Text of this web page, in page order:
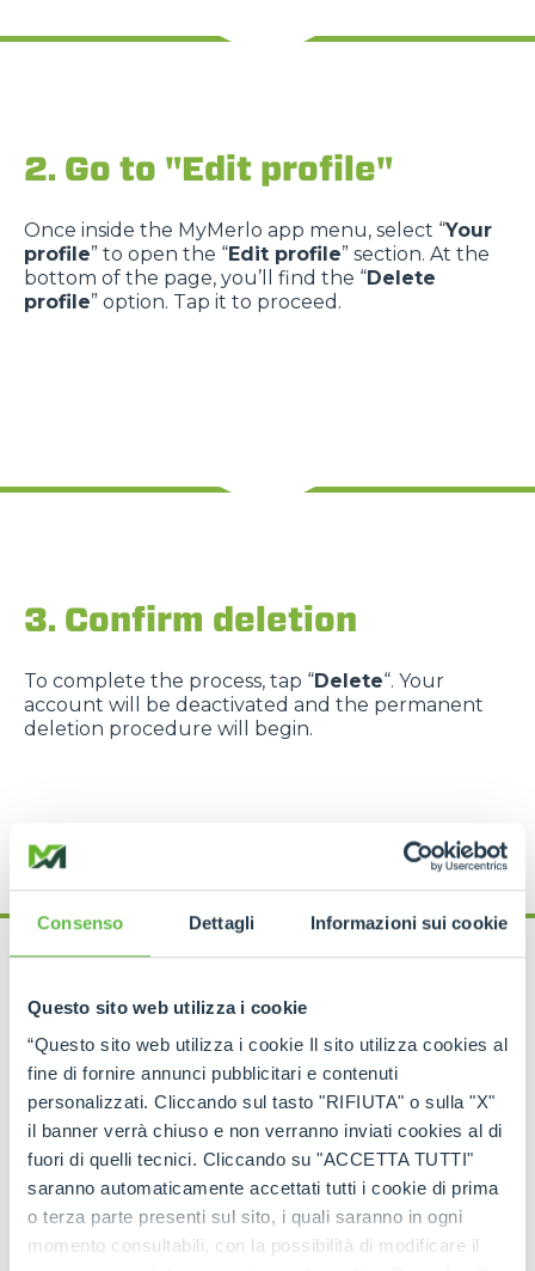
Consenso Dettagli Informazioni sui cookie
Questo sito web utilizza i cookie
“Questo sito web utilizza i cookie Il sito utilizza cookies al
fine di fornire annunci pubblicitari e contenuti
personalizzati. Cliccando sul tasto "RIFIUTA" o sulla "X"
il banner verrà chiuso e non verranno inviati cookies al di
fuori di quelli tecnici. Cliccando su "ACCETTA TUTTI"
saranno automaticamente accettati tutti i cookie di prima
o terza parte presenti sul sito, i quali saranno in ogni
momento consultabili, con la possibilità di modificare il
2. Go to "Edit profile"
Once inside the MyMerlo app menu, select “Your
profile” to open the “Edit profile” section. At the
bottom of the page, you’ll find the “Delete
profile” option. Tap it to proceed.
3. Confirm deletion
To complete the process, tap “Delete“. Your
account will be deactivated and the permanent
deletion procedure will begin.
What happens after
deletion?
Within 6 months after the deletion of the profile
Merlo S.p.A.will permanently delete any data and
information recorded and stored by the user. This
period may turn out to be longer where there are
contractual(e.g. managing ongoing service
activities)or legal(e.g. as legal justification)